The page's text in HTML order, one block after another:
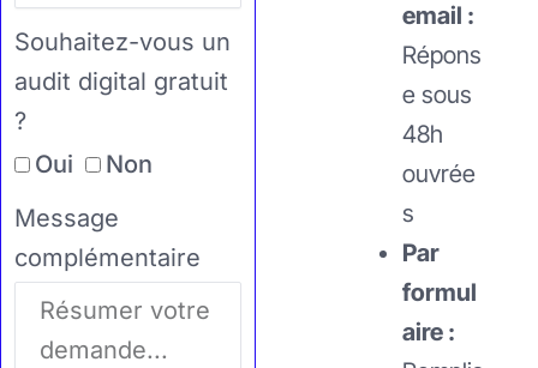
email :
Répons
e sous
48h
ouvrée
s
Par
formul
aire :
Souhaitez-vous un
audit digital gratuit
?
Oui
Non
Message
complémentaire